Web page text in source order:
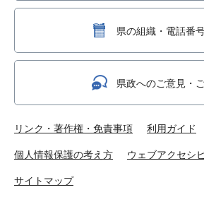
県の組織・電話番
県政へのご意見・
リンク・著作権・免責事項 利用ガイド
個人情報保護の考え方 ウェブアクセシ
サイトマップ